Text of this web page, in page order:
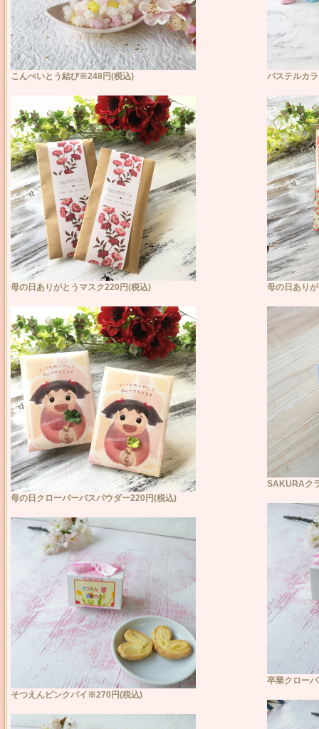
こんぺいとう結び※248円(税込)
母の日ありがとうマスク220円(税込)
母の日クローバーバスパウダー220円(税込)
そつえんピンクパイ※270円(税込)
パステルカ
母の日あり
SAKURAク
卒業クロー